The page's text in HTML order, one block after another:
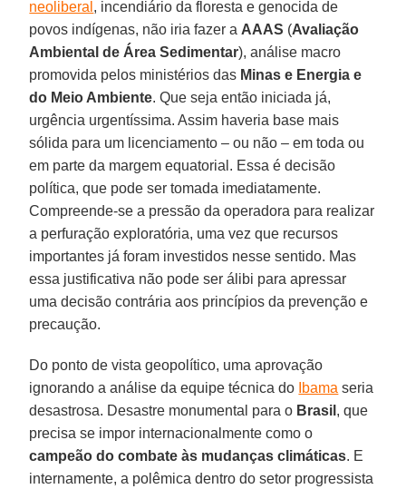
neoliberal , incendiário da floresta e genocida de
povos indígenas, não iria fazer a AAAS (Avaliação
Ambiental de Área Sedimentar), análise macro
promovida pelos ministérios das Minas e Energia e
do Meio Ambiente. Que seja então iniciada já,
urgência urgentíssima. Assim haveria base mais
sólida para um licenciamento – ou não – em toda ou
em parte da margem equatorial. Essa é decisão
política, que pode ser tomada imediatamente.
Compreende-se a pressão da operadora para realizar
a perfuração exploratória, uma vez que recursos
importantes já foram investidos nesse sentido. Mas
essa justificativa não pode ser álibi para apressar
uma decisão contrária aos princípios da prevenção e
precaução.
Do ponto de vista geopolítico, uma aprovação
ignorando a análise da equipe técnica do Ibama seria
desastrosa. Desastre monumental para o Brasil , que
precisa se impor internacionalmente como o
campeão do combate às mudanças climáticas. E
internamente, a polêmica dentro do setor progressista